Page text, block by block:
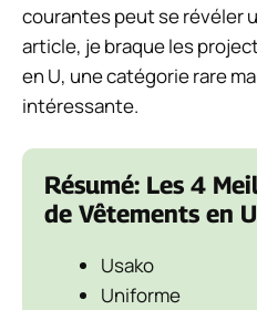
courantes peut se révéler
article, je braque les
en U, une catégorie rare
intéressante.
Résumé: Les 4
de Vêtements en
Usako
Uniforme